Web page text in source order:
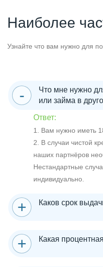
Наиболее
Узнайте что вам нужно для
Что мне нужно
или займа в
Ответ:
1. Вам нужно иметь
2. В случаи чистой
наших партнёров
Нестандартные
индивидуально.
Каков срок
Какая